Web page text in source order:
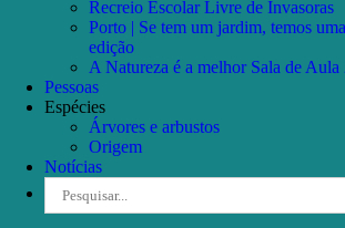
Recreio Escolar Livre de Invasoras
Porto | Se tem um jardim, temos
edição
A Natureza é a melhor Sala de
Pessoas
Espécies
Árvores e arbustos
Origem
Notícias